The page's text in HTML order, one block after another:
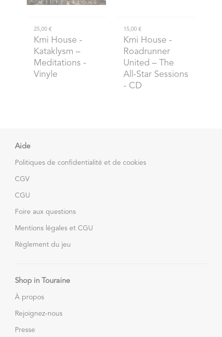
25,00 €
Kmi House -
Kataklysm –
Meditations -
Vinyle
15,00 €
Kmi House -
Roadrunner
United – The
All-Star Sessions
- CD
Aide
Politiques de confidentialité et de cookies
CGV
CGU
Foire aux questions
Mentions légales et CGU
Règlement du jeu
Shop in Touraine
À propos
Rejoignez-nous
Presse